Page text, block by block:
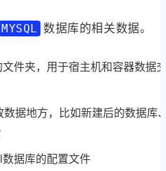
MYSQL 数据库的相关数据。
文件夹，用于宿主机和容器数据
数据地方，比如新建后的数据库
据库的配置文件